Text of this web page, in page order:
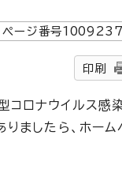
ページ番号1009237
印刷
ロナウイルス感
ましたら、ホー